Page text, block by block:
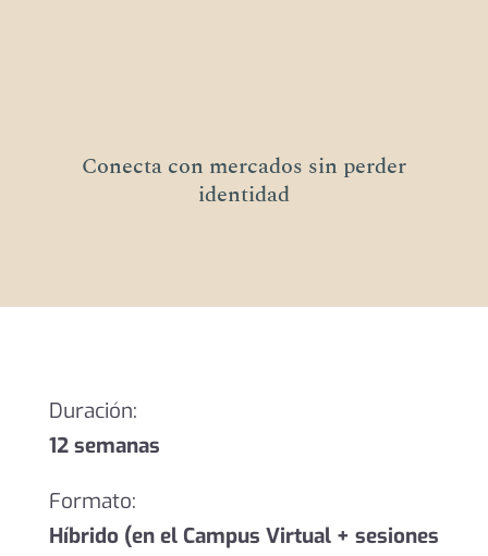
Conecta con mercados sin perder
identidad
Duración:
12 semanas
Formato:
Híbrido (en el Campus Virtual + sesiones